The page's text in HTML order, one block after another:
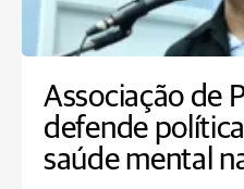
Associação de
defende
saúde mental